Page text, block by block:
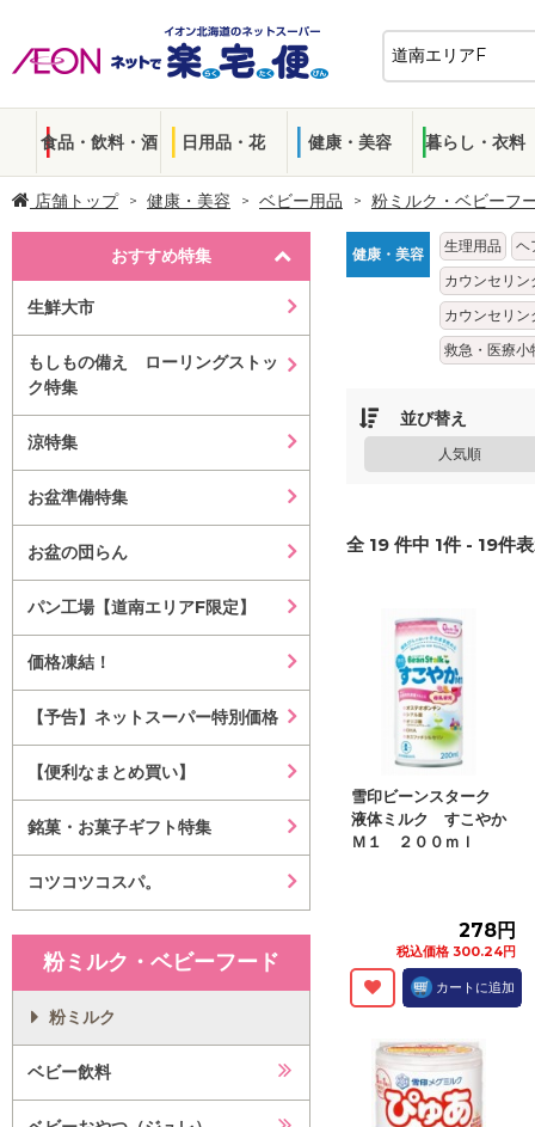
食品・飲料・酒 日用品・花 健康・美容 暮らし・衣料
店舗トップ 健康・美容 ベビー用品 粉ミルク・ベビーフ
おすすめ特集
生鮮大市
もしもの備え ローリングストッ
ク特集
涼特集
お盆準備特集
お盆の団らん
パン工場【道南エリアF限定】
価格凍結！
【予告】ネットスーパー特別価格
【便利なまとめ買い】
銘菓・お菓子ギフト特集
コツコツコスパ。
粉ミルク・ベビーフード
粉ミルク
ベビー飲料
健康・美容 生理用品
ヘ
カウンセリ
カウンセリ
救急・医療小
並び替え
人気順
全 19 件中 1件 - 19件
雪印ビーンスターク
液体ミルク すこやか
Ｍ１ ２００ｍｌ
278円
税込価格 300.24円
カートに追加